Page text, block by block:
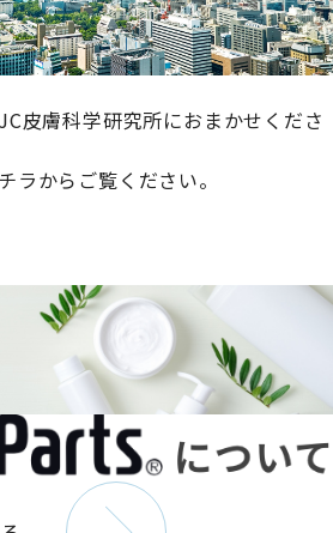
皮膚科学研究所におまかせくださ
ラからご覧ください。